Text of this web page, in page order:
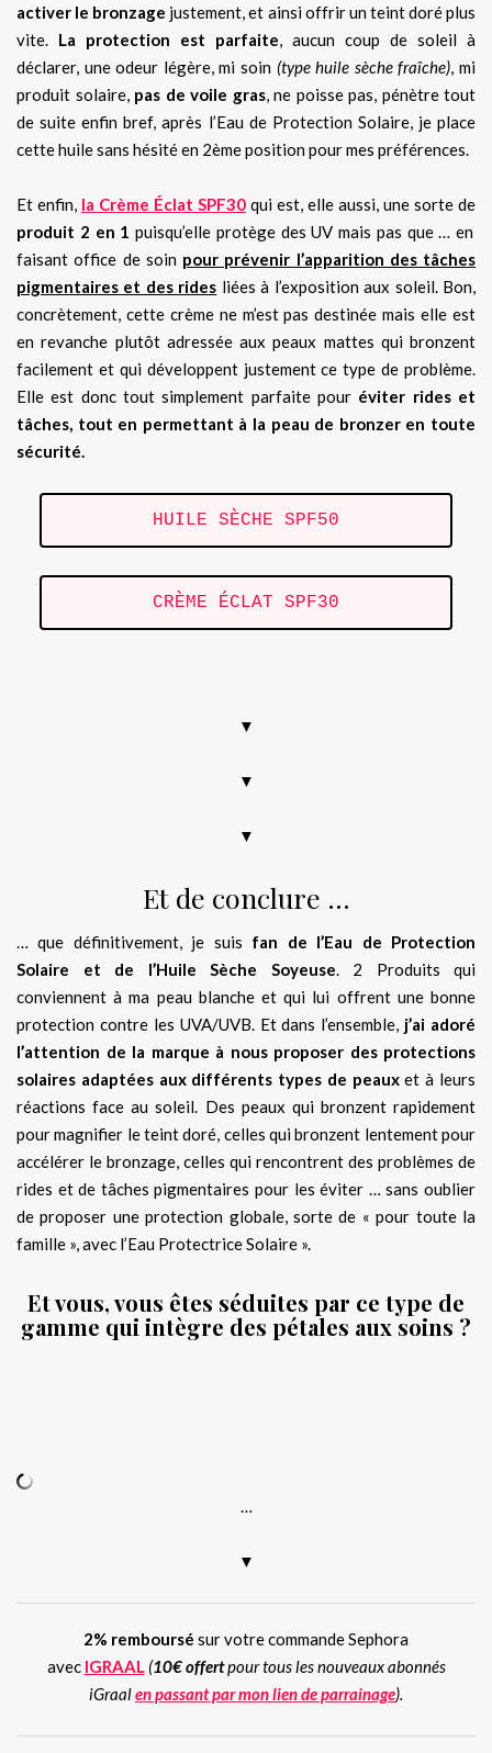
activer le bronzage justement, et ainsi offrir un teint doré plus
vite. La protection est parfaite, aucun coup de soleil à
déclarer, une odeur légère, mi soin (type huile sèche fraîche), mi
produit solaire,pas de voile gras, ne poisse pas, pénètre tout
de suite enfin bref, après l’Eau de Protection Solaire, je place
cette huile sans hésité en 2ème position pour mes préférences.
Et enfin, la Crème Éclat SPF30 qui est, elle aussi, une sorte de
produit 2 en 1 puisqu’elle protège des UV mais pas que … en
faisant office de soin pour prévenir l’apparition des tâches
pigmentaires et des rides liées à l’exposition aux soleil. Bon,
concrètement, cette crème ne m’est pas destinée mais elle est
en revanche plutôt adressée aux peaux mattes qui bronzent
facilement et qui développent justement ce type de problème.
Elle est donc tout simplement parfaite pour éviter rides et
tâches, tout en permettant à la peau de bronzer en toute
sécurité.
HUILE SÈCHE SPF50
CRÈME ÉCLAT SPF30
▼
▼
▼
Et de conclure …
… que définitivement, je suis fan de l’Eau de Protection
Solaire et de l’Huile Sèche Soyeuse. 2 Produits qui
conviennent à ma peau blanche et qui lui offrent une bonne
protection contre les UVA/UVB. Et dans l’ensemble, j’ai adoré
l’attention de la marque à nous proposer des protections
solaires adaptées aux différents types de peauxet à leurs
réactions face au soleil. Des peaux qui bronzent rapidement
pour magnifier le teint doré, celles qui bronzent lentement pour
accélérer le bronzage, celles qui rencontrent des problèmes de
rides et de tâches pigmentaires pour les éviter … sans oublier
de proposer une protection globale, sorte de « pour toute la
famille », avec l’Eau Protectrice Solaire ».
Et vous, vous êtes séduites par ce type de
gamme qui intègre des pétales aux soins ?
…
▼
2% remboursé sur votre commande Sephora
avec IGRAAL (10€ offertpour tous les nouveaux abonnés
iGraalen passant par mon lien de parrainage).